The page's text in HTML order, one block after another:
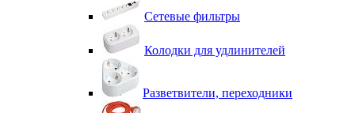
Сетевые фильтры
Колодки для удлинителей
Разветвители, переходники